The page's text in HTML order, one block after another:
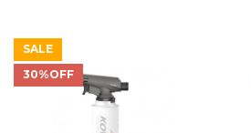
SALE
30%OFF